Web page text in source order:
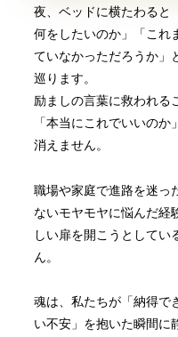
夜、ベッドに横たわると
何をしたいのか」「これ
ていなかっただろうか」
巡ります。
励ましの言葉に救われる
「本当にこれでいいのか
消えません。
職場や家庭で進路を迷っ
ないモヤモヤに悩んだ経
しい扉を開こうとしてい
ん。
魂は、私たちが「納得で
い不安」を抱いた瞬間に